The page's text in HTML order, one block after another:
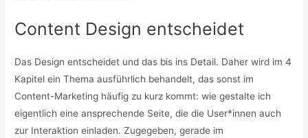
Content Design entscheidet
Das Design entscheidet und das bis ins Detail. Daher wird im 4
Kapitel ein Thema ausführlich behandelt, das sonst im
Content-Marketing häufig zu kurz kommt: wie gestalte ich
eigentlich eine ansprechende Seite, die die User*innen auch
zur Interaktion einladen. Zugegeben, gerade im